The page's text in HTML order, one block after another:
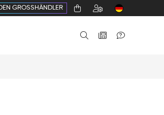
GROSSHÄNDLER